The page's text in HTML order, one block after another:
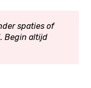
spaties of
Begin altijd